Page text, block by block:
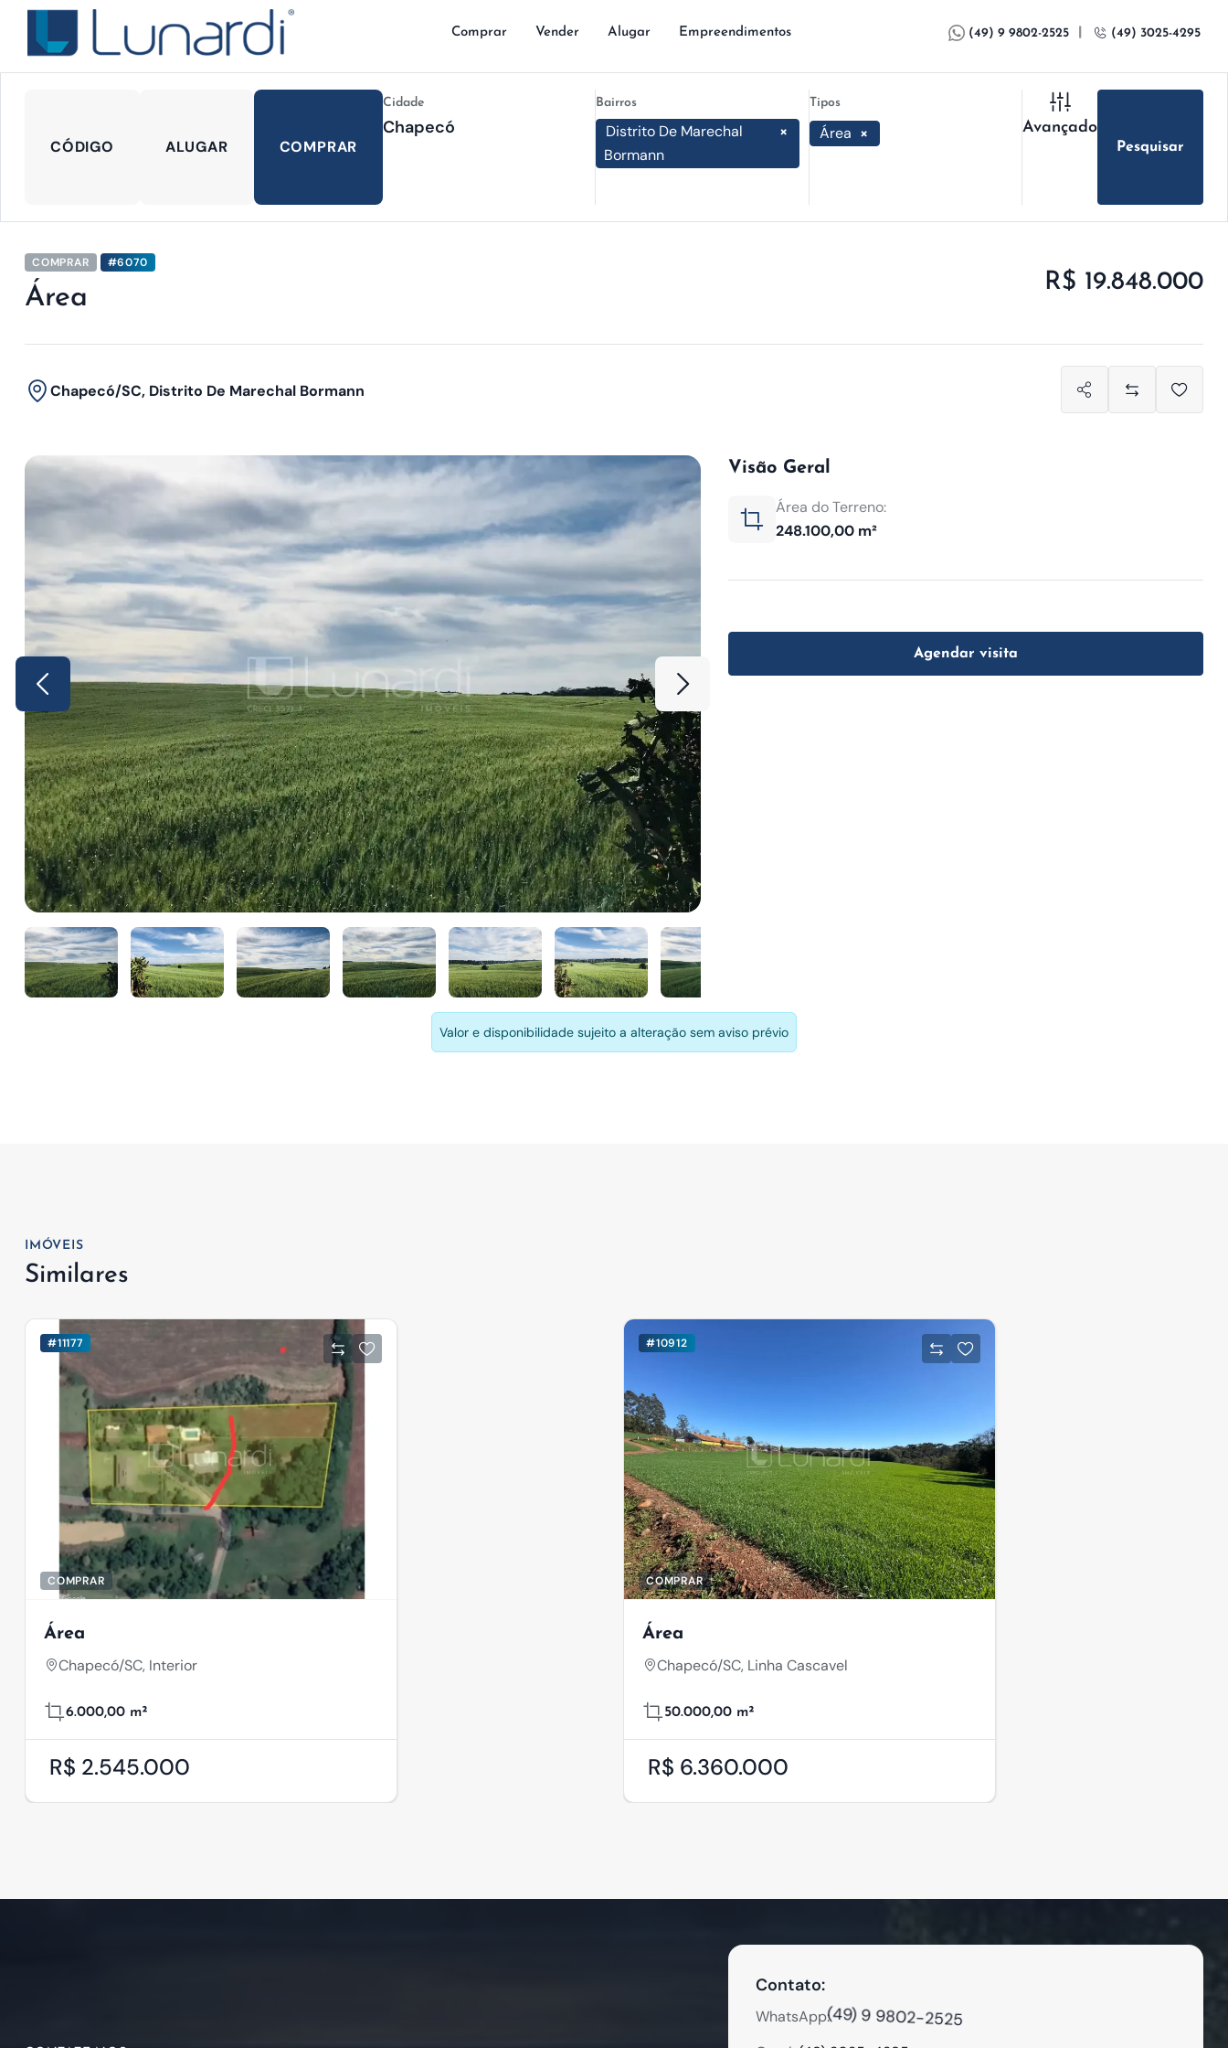
Comprar Vender Alugar Empreendimentos (49) 9 9802-2525 | (49) 3025-4295
CÓDIGO ALUGAR COMPRAR
Cidade Bairros
×
Distrito De Marechal
Bormann
Tipos
×
Área Avançado
Pesquisar
COMPRAR #6070
Área
R$ 19.848.000
Chapecó/SC, Distrito De Marechal Bormann
Visão Geral
Área do Terreno:
248.100,00 m²
Agendar visita
Valor e disponibilidade sujeito a alteração sem aviso prévio
IMÓVEIS
Similares
#11177
COMPRAR
Área
Chapecó/SC, Interior
6.000,00 m²
R$ 2.545.000
#10912
COMPRAR
Área
Chapecó/SC, Linha Cascavel
50.000,00 m²
R$ 6.360.000
Contato:
WhatsApp:(49) 9 9802-2525